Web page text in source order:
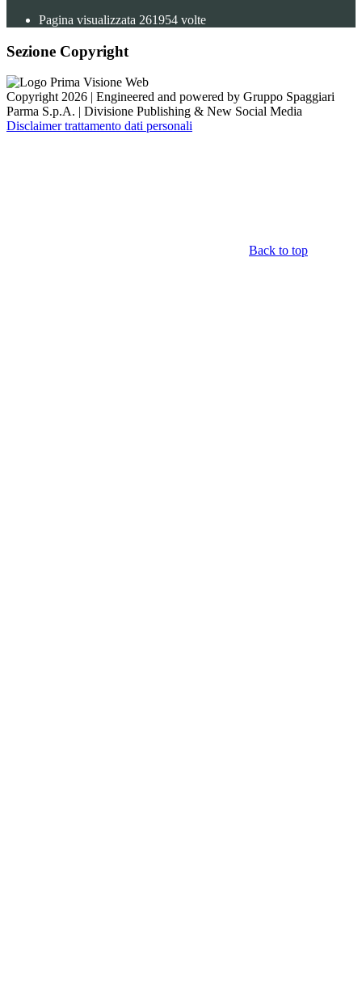
Pagina visualizzata 261954 volte
Sezione Copyright
Copyright 2026 | Engineered and powered by Gruppo Spaggiari
Parma S.p.A. | Divisione Publishing & New Social Media
Disclaimer trattamento dati personali
Back to top